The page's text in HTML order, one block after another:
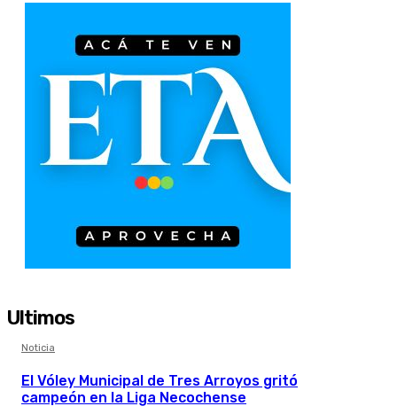
Ultimos
Noticia
El Vóley Municipal de Tres Arroyos gritó
campeón en la Liga Necochense